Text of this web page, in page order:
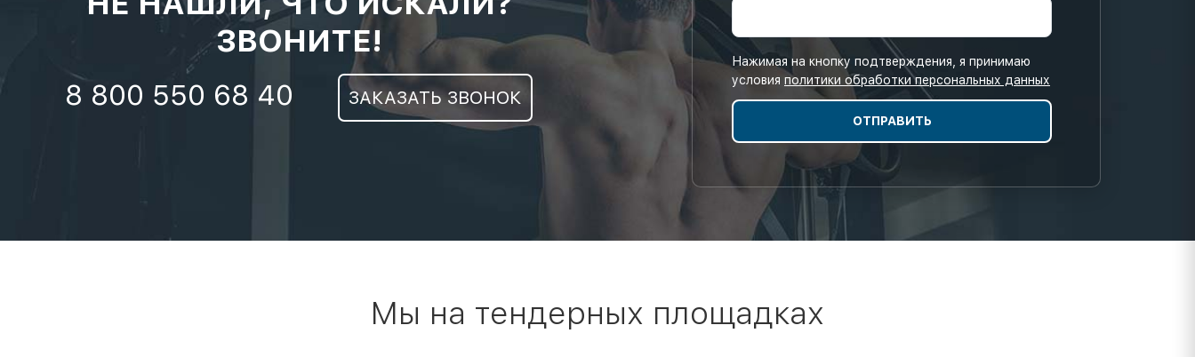
ЗВОНИТЕ!
8 800 550 68 40 ЗАКАЗАТЬ ЗВОНОК
Нажимая на кнопку подтверждения, я принимаю
условия политики обработки персональных данных
Мы на тендерных площадках